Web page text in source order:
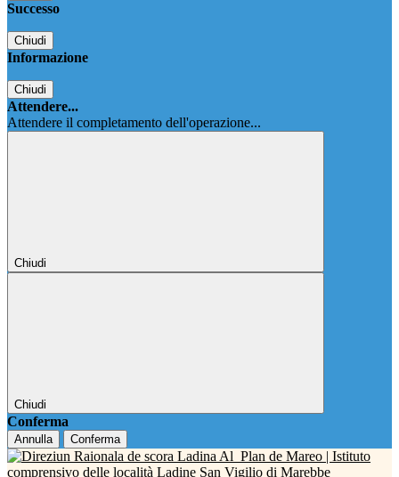
Successo
Chiudi
Informazione
Chiudi
Attendere...
Attendere il completamento dell'operazione...
Chiudi
Chiudi
Conferma
Annulla Conferma